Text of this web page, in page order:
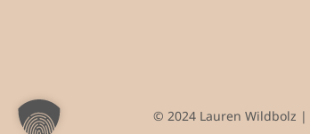
© 2024 Lauren Wildbolz |